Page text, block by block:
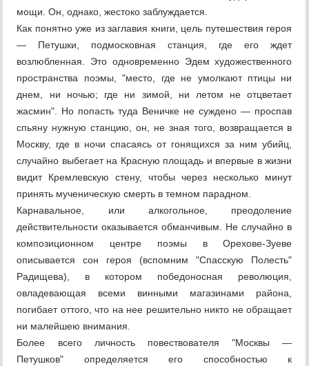
мощи. Он, однако, жестоко заблуждается.
Как понятно уже из заглавия книги, цель путешествия героя
— Петушки, подмосковная станция, где его ждет
возлюбленная. Это одновременно Эдем художественного
пространства поэмы, "место, где не умолкают птицы ни
днем, ни ночью; где ни зимой, ни летом не отцветает
жасмин". Но попасть туда Веничке не суждено — проспав
спьяну нужную станцию, он, не зная того, возвращается в
Москву, где в ночи спасаясь от гонящихся за ним убийц,
случайно выбегает на Красную площадь и впервые в жизни
видит Кремлевскую стену, чтобы через несколько минут
принять мученическую смерть в темном парадном.
Карнавальное, или алкогольное, преодоление
действительности оказывается обманчивым. Не случайно в
композиционном центре поэмы в Орехове-Зуеве
описывается сон героя (вспомним "Спасскую Полесть"
Радищева), в котором победоносная революция,
овладевающая всеми винными магазинами района,
погибает оттого, что на нее решительно никто не обращает
ни малейшею внимания.
Более всего личность повествователя "Москвы —
Петушков" определяется его способностью к